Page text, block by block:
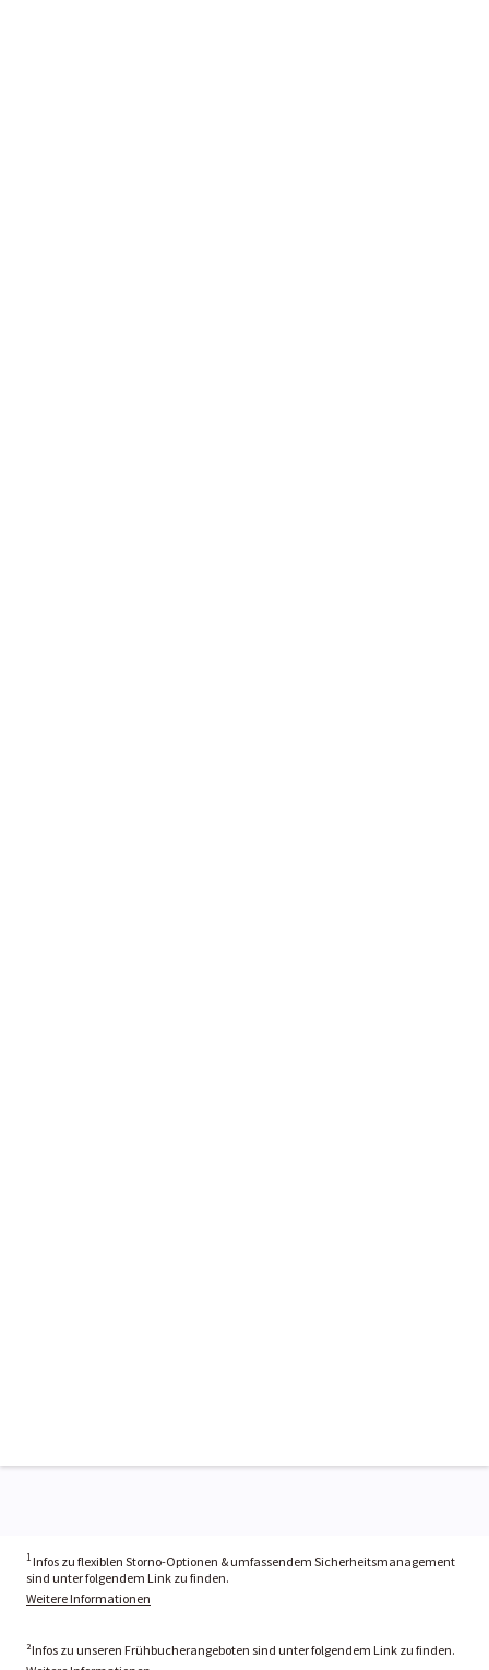
1 Infos zu flexiblen Storno-Optionen & umfassendem Sicherheitsmanagement
sind unter folgendem Link zu finden.
Weitere Informationen
²Infos zu unseren Frühbucherangeboten sind unter folgendem Link zu finden.